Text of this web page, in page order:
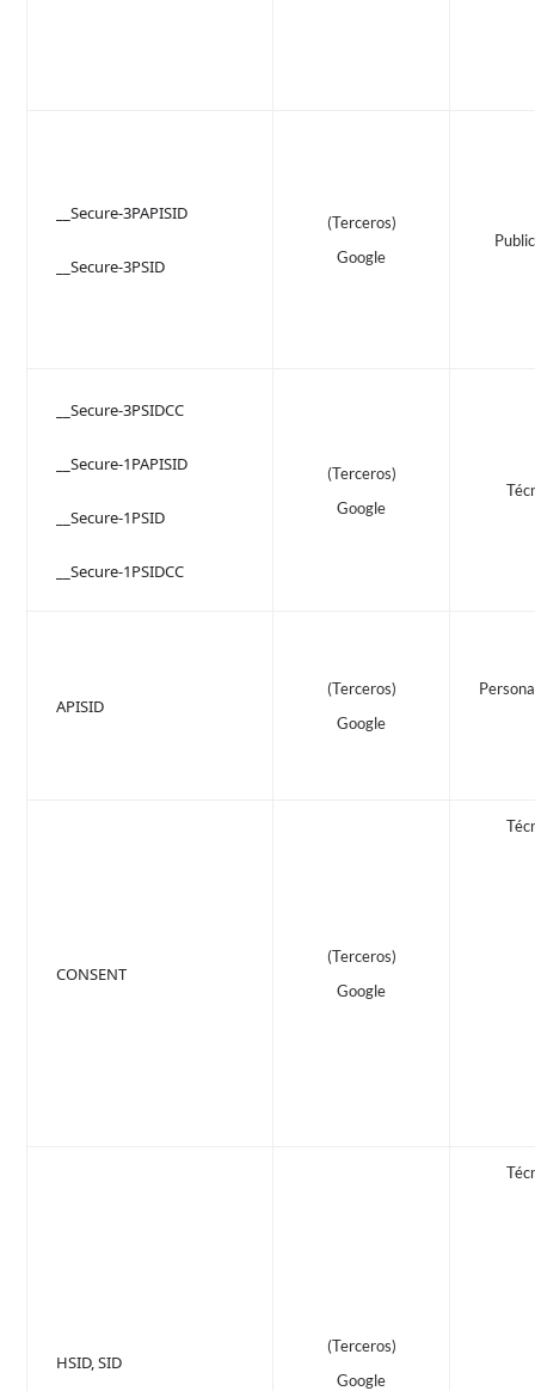
__Secure-3PAPISID
__Secure-3PSID
(Terceros)
Google
__Secure-3PSIDCC
__Secure-1PAPISID
__Secure-1PSID
__Secure-1PSIDCC
(Terceros)
Google
APISID
(Terceros)
Google
CONSENT
(Terceros)
Google
HSID, SID
(Terceros)
Google